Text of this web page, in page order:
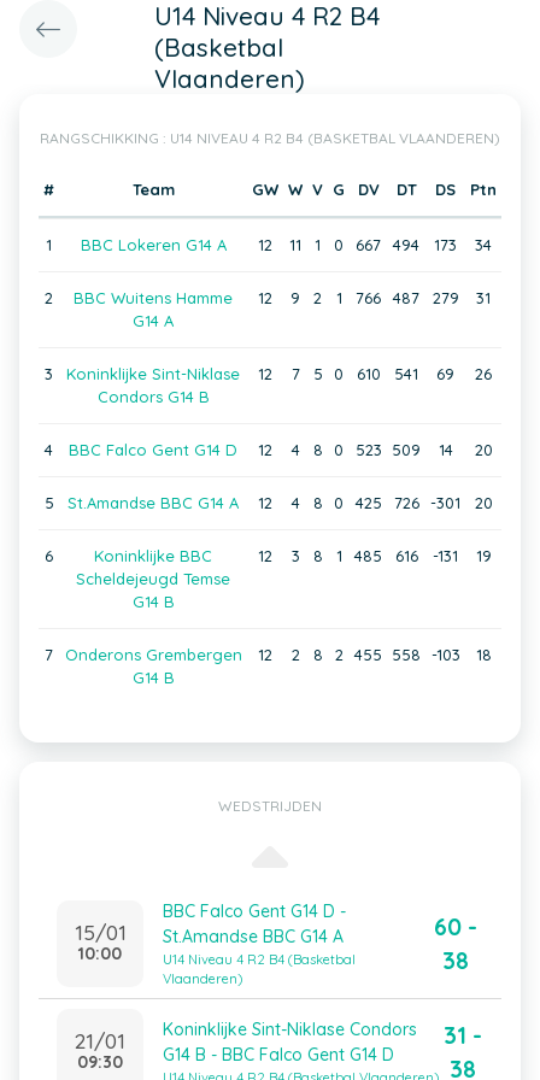
U14 Niveau 4 R2 B4
(Basketbal
Vlaanderen)
RANGSCHIKKING : U14 NIVEAU 4 R2 B4 (BASKETBAL VLAANDEREN)
# Team GW W V G DV DT DS Ptn
1 BBC Lokeren G14 A 12 11 1 0 667 494 173 34
2
BBC Wuitens Hamme
G14 A
12 9 2 1 766 487 279 31
3
Koninklijke Sint-Niklase
Condors G14 B
12 7 5 0 610 541 69 26
4 BBC Falco Gent G14 D 12 4 8 0 523 509 14 20
5 St.Amandse BBC G14 A 12 4 8 0 425 726 -301 20
6
Koninklijke BBC
Scheldejeugd Temse
G14 B
12 3 8 1 485 616 -131 19
7
Onderons Grembergen
G14 B
12 2 8 2 455 558 -103 18
WEDSTRIJDEN
15/01
10:00
BBC Falco Gent G14 D -
St.Amandse BBC G14 A
U14 Niveau 4 R2 B4 (Basketbal
Vlaanderen)
60 -
38
21/01
09:30
Koninklijke Sint-Niklase Condors
G14 B - BBC Falco Gent G14 D
31 -
38